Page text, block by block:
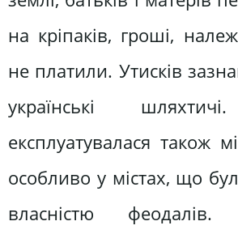
на кріпаків, гроші,
не платили. Утисків
українські
експлуатувалася також
особливо у містах, що
власністю